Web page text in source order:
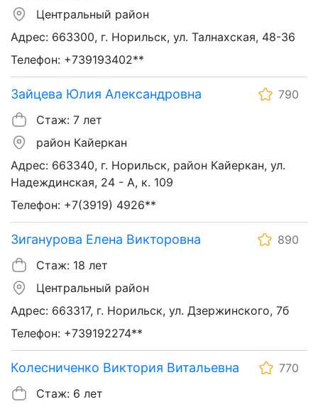
Центральный район
Адрес: 663300, г. Норильск, ул. Талнахская, 48-36
Телефон: +739193402**
Зайцева Юлия Александровна
790
Стаж: 7 лет
район Кайеркан
Адрес: 663340, г. Норильск, район Кайеркан, ул.
Надеждинская, 24 - А, к. 109
Телефон: +7(3919) 4926**
Зиганурова Елена Викторовна
890
Стаж: 18 лет
Центральный район
Адрес: 663317, г. Норильск, ул. Дзержинского, 7б
Телефон: +739192274**
Колесниченко Виктория Витальевна
770
Стаж: 6 лет